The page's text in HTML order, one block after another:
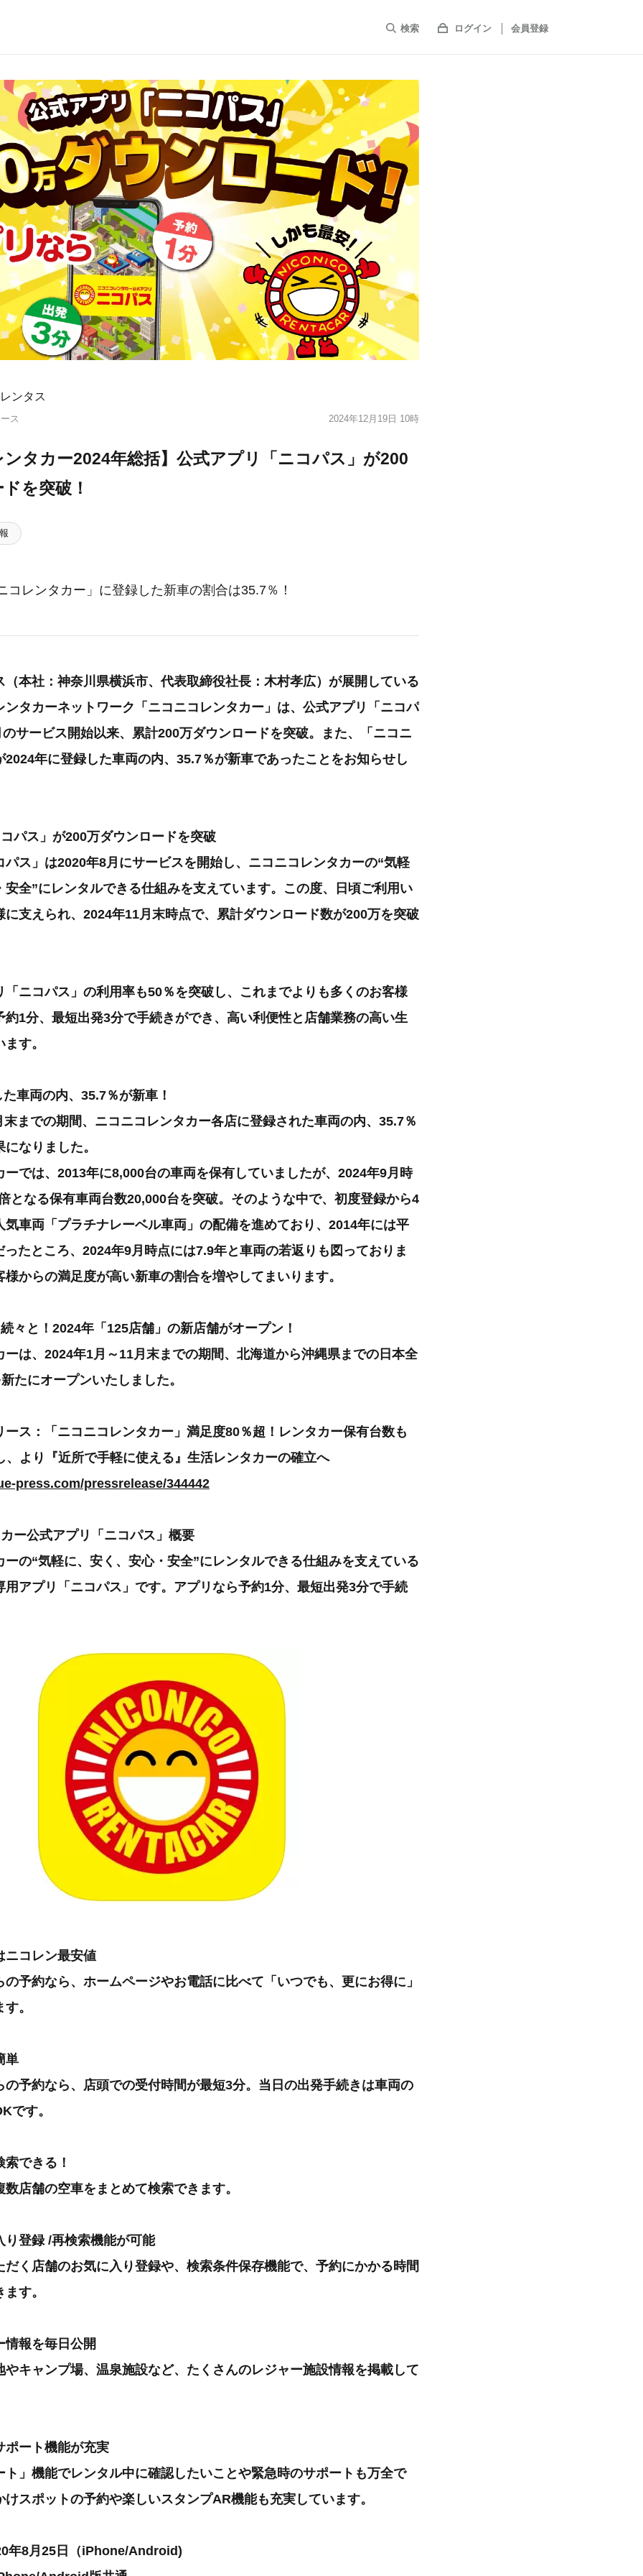
検索 ログイン 会員登録
ンタス
ス 2024年12月19日 10時
ンタカー2024年総括】公式アプリ「ニコパス」が200
を突破！
コレンタカー」に登録した新車の割合は35.7％！
（本社：神奈川県横浜市、代表取締役社長：木村孝広）が展開している
ンタカーネットワーク「ニコニコレンタカー」は、公式アプリ「ニコパ
サービス開始以来、累計200万ダウンロードを突破。また、「ニコニ
2024年に登録した車両の内、35.7％が新車であったことをお知らせし
パス」が200万ダウンロードを突破
パス」は2020年8月にサービスを開始し、ニコニコレンタカーの“気軽
安全”にレンタルできる仕組みを支えています。この度、日頃ご利用い
に支えられ、2024年11月末時点で、累計ダウンロード数が200万を突破
「ニコパス」の利用率も50％を突破し、これまでよりも多くのお客様
約1分、最短出発3分で手続きができ、高い利便性と店舗業務の高い生
す。
車両の内、35.7％が新車！
までの期間、ニコニコレンタカー各店に登録された車両の内、35.7％
なりました。
ーでは、2013年に8,000台の車両を保有していましたが、2024年9月時
となる保有車両台数20,000台を突破。そのような中で、初度登録から4
気車両「プラチナレーベル車両」の配備を進めており、2014年には平
たところ、2024年9月時点には7.9年と車両の若返りも図っておりま
からの満足度が高い新車の割合を増やしてまいります。
々と！2024年「125店舗」の新店舗がオープン！
ーは、2024年1月～11月末までの期間、北海道から沖縄県までの日本全
たにオープンいたしました。
ース：「ニコニコレンタカー」満足度80％超！レンタカー保有台数も
、より『近所で手軽に使える』生活レンタカーの確立へ
press.com/pressrelease/344442
ー公式アプリ「ニコパス」概要
ーの“気軽に、安く、安心・安全”にレンタルできる仕組みを支えている
用アプリ「ニコパス」です。アプリなら予約1分、最短出発3分で手続
コレン最安値
の予約なら、ホームページやお電話に比べて「いつでも、更にお得に」
。
単
の予約なら、店頭での受付時間が最短3分。当日の出発手続きは車両の
です。
できる！
店舗の空車をまとめて検索できます。
登録 /再検索機能が可能
だく店舗のお気に入り登録や、検索条件保存機能で、予約にかかる時間
す。
報を毎日公開
やキャンプ場、温泉施設など、たくさんのレジャー施設情報を掲載して
ート機能が充実
ト」機能でレンタル中に確認したいことや緊急時のサポートも万全で
スポットの予約や楽しいスタンプAR機能も充実しています。
年8月25日（iPhone/Android)